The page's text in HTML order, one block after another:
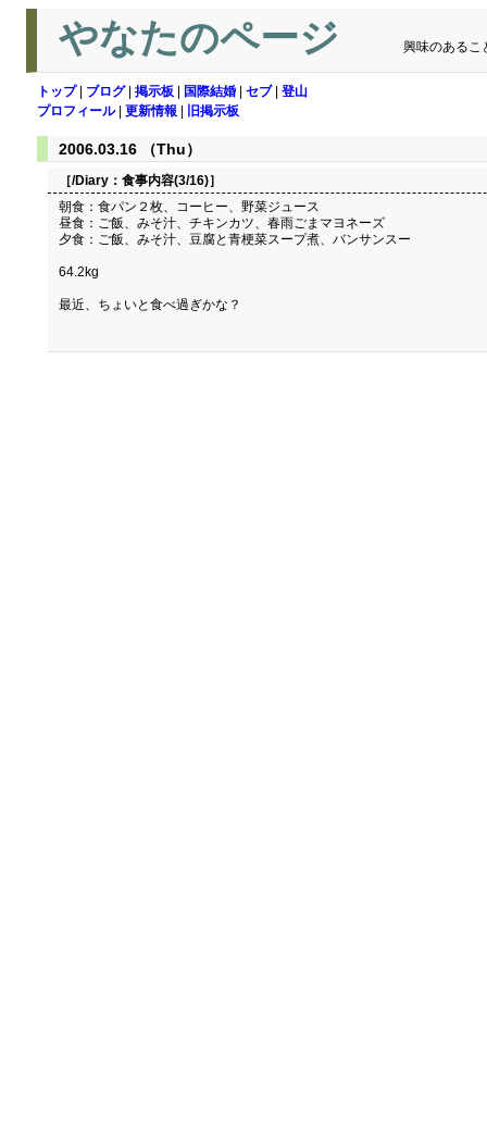
やなたのページ 興味のあるこ
トップ| ブログ| 掲示板 国際結婚 セブ| 登山
プロフィール| 更新情報 旧掲示板
2006.03.16 （Thu）
［/Diary： 食事内容(3/16)］
朝食：食パン２枚、コーヒー、野菜ジュース
昼食：ご飯、みそ汁、チキンカツ、春雨ごまマヨネーズ
夕食：ご飯、みそ汁、豆腐と青梗菜スープ煮、バンサンスー
64.2kg
最近、ちょいと食べ過ぎかな？